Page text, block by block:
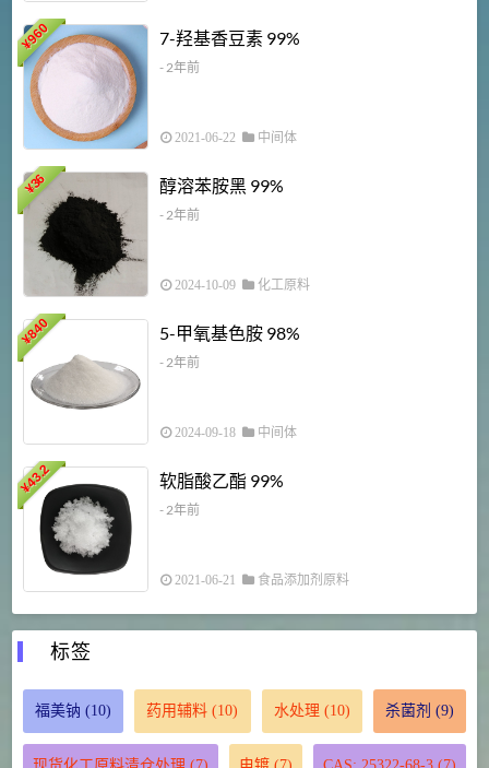
¥
960 7-羟基香豆素 99%
- 2年前
2021-06-22 中间体
¥
36 醇溶苯胺黑 99%
- 2年前
2024-10-09 化工原料
¥
840 5-甲氧基色胺 98%
- 2年前
2024-09-18 中间体
¥
43.2 软脂酸乙酯 99%
- 2年前
2021-06-21 食品添加剂原料
标签
福美钠 (10) 药用辅料 (10) 水处理 (10) 杀菌剂 (9)